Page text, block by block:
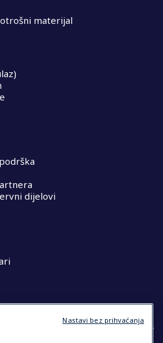
materijal
dijelovi
Nastavi bez prihvaćanja